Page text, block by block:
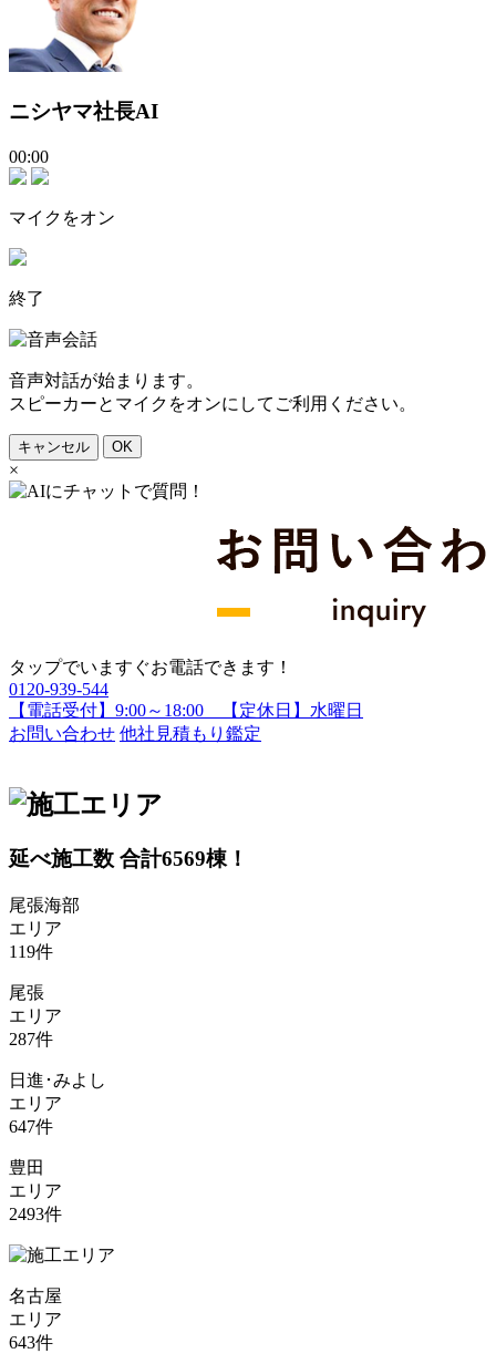
ニシヤマ社長AI
00:00
マイクをオン
終了
音声対話が始まります。
スピーカーとマイクをオンにしてご利用ください。
キャンセル OK
×
タップでいますぐお電話できます！
0120-939-544
【電話受付】9:00～18:00 【定休日】水曜日
お問い合わせ 他社見積もり鑑定
延べ施工数 合計6569棟！
尾張海部
エリア
119件
尾張
エリア
287件
日進･みよし
エリア
647件
豊田
エリア
2493件
名古屋
エリア
643件